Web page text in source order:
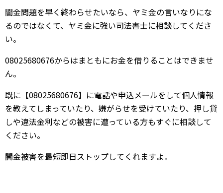
闇金問題を早く終わらせたいなら、ヤミ金の言いなりにな
るのではなくて、ヤミ金に強い司法書士に相談してくださ
い。
08025680676からはまともにお金を借りることはできませ
ん。
既に【08025680676】に電話や申込メールをして個人情報
を教えてしまっていたり、嫌がらせを受けていたり、押し貸
しや違法金利などの被害に遭っている方もすぐに相談して
ください。
闇金被害を最短即日ストップしてくれますよ。